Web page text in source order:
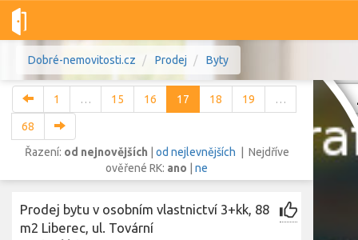
Dobré-nemovitosti.cz Prodej Byty
Vše Byty
Lokalita
Lokalita
1 … 15 16 17 18 19 …
68
Řazení: od nejnovějších od nejlevnějších | Nejdříve
ověřené RK: ano ne
Prodej bytu v osobním vlastnictví 3+kk, 88
m2 Liberec, ul. Tovární